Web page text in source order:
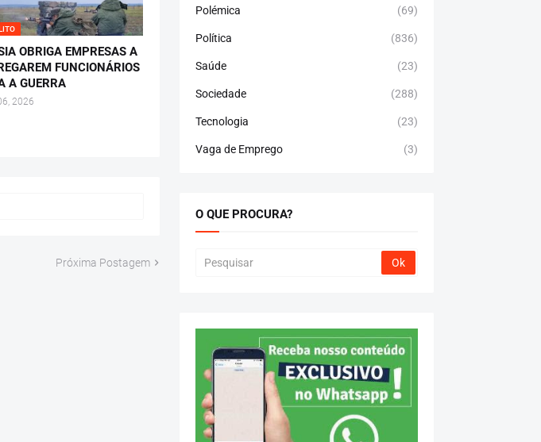
OBRIGA EMPRESAS A
FUNCIONÁRIOS
A GUERRA
2026
Próxima Postagem
Polémica (69)
Política (836)
Saúde (23)
Sociedade (288)
Tecnologia (23)
Vaga de Emprego (3)
O QUE PROCURA?